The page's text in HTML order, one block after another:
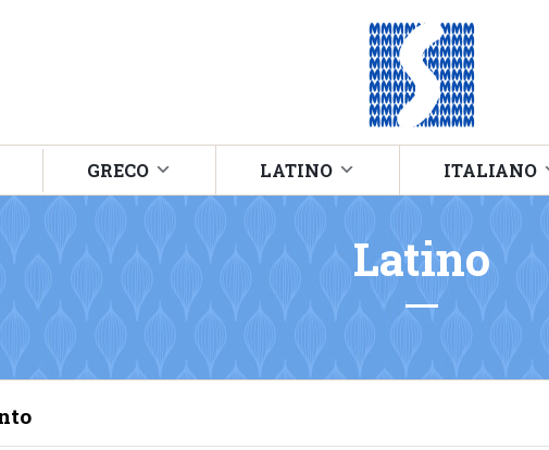
GRECO LATINO ITALIANO
Latino